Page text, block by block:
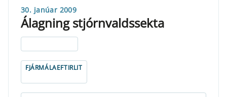
30. janúar 2009
Álagning stjórnvaldssekta
FJÁRMÁLAEFTIRLIT